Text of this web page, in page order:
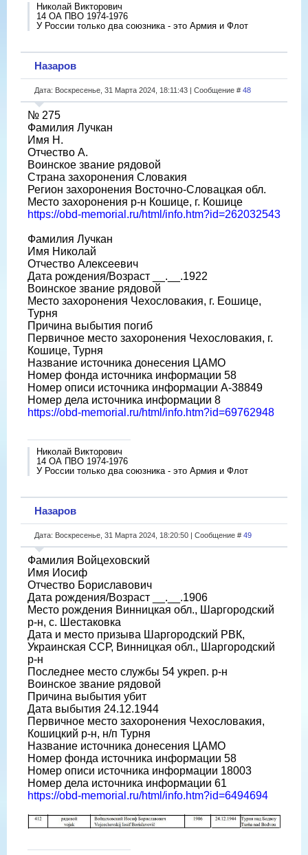
Николай Викторович
14 ОА ПВО 1974-1976
У России только два союзника - это Армия и Флот
Назаров
Дата: Воскресенье, 31 Марта 2024, 18:11:43 | Сообщение # 48
№ 275
Фамилия Лучкан
Имя Н.
Отчество А.
Воинское звание рядовой
Страна захоронения Словакия
Регион захоронения Восточно-Словацкая обл.
Место захоронения р-н Кошице, г. Кошице
https://obd-memorial.ru/html/info.htm?id=262032543
Фамилия Лучкан
Имя Николай
Отчество Алексеевич
Дата рождения/Возраст __.__.1922
Воинское звание рядовой
Место захоронения Чехословакия, г. Еошице,
Турня
Причина выбытия погиб
Первичное место захоронения Чехословакия, г.
Кошице, Турня
Название источника донесения ЦАМО
Номер фонда источника информации 58
Номер описи источника информации A-38849
Номер дела источника информации 8
https://obd-memorial.ru/html/info.htm?id=69762948
Николай Викторович
14 ОА ПВО 1974-1976
У России только два союзника - это Армия и Флот
Назаров
Дата: Воскресенье, 31 Марта 2024, 18:20:50 | Сообщение # 49
Фамилия Войцеховский
Имя Иосиф
Отчество Бориславович
Дата рождения/Возраст __.__.1906
Место рождения Винницкая обл., Шаргородский
р-н, с. Шестаковка
Дата и место призыва Шаргородский РВК,
Украинская ССР, Винницкая обл., Шаргородский
р-н
Последнее место службы 54 укреп. р-н
Воинское звание рядовой
Причина выбытия убит
Дата выбытия 24.12.1944
Первичное место захоронения Чехословакия,
Кошицкий р-н, н/п Турня
Название источника донесения ЦАМО
Номер фонда источника информации 58
Номер описи источника информации 18003
Номер дела источника информации 61
https://obd-memorial.ru/html/info.htm?id=6494694